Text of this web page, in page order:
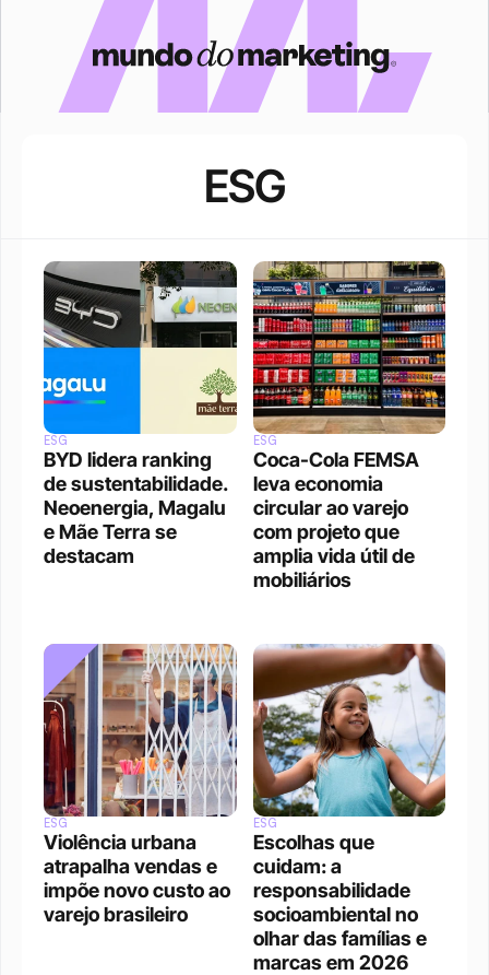
ESG
ESG
BYD lidera ranking
de sustentabilidade.
Neoenergia, Magalu
e Mãe Terra se
destacam
ESG
Coca-Cola FEMSA
leva economia
circular ao varejo
com projeto que
amplia vida útil de
mobiliários
ESG
Violência urbana
atrapalha vendas e
impõe novo custo ao
varejo brasileiro
ESG
Escolhas que
cuidam: a
responsabilidade
socioambiental no
olhar das famílias e
marcas em 2026